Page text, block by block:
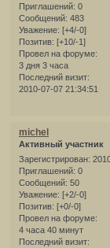
Приглашений: 0
Сообщений: 483
Уважение: [+4/-0]
Позитив: [+10/-1]
Провел на форуме:
3 дня 3 часа
Последний визит:
2010-07-07 21:34:51
michel
Активный участник
Зарегистрирован:
Приглашений: 0
Сообщений: 50
Уважение: [+2/-0]
Позитив: [+0/-0]
Провел на форуме:
4 часа 40 минут
Последний визит: